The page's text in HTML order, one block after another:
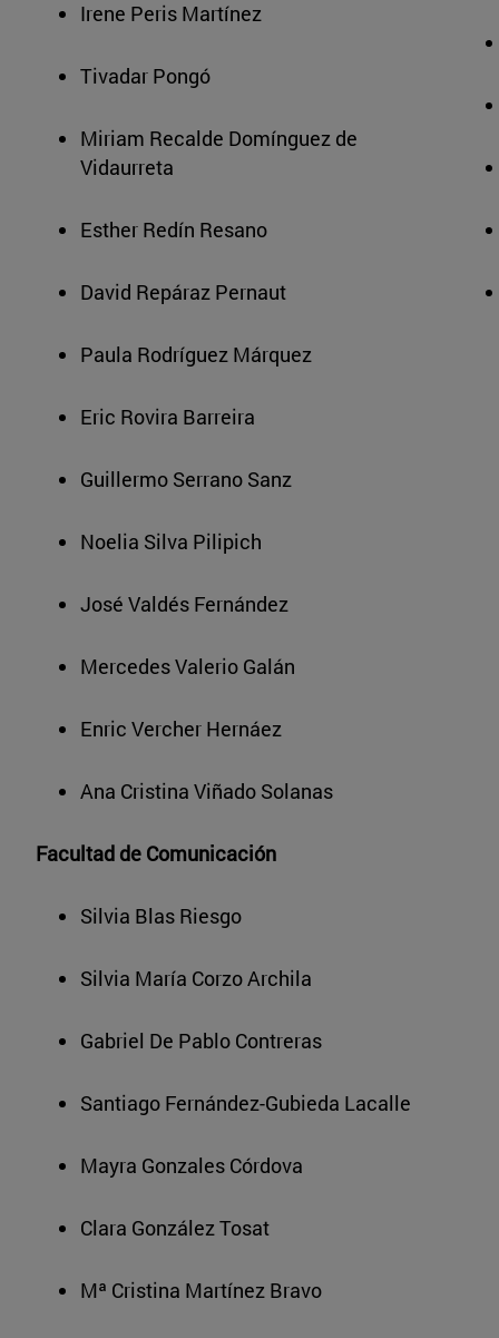
Irene Peris Martínez
Tivadar Pongó
Miriam Recalde Domínguez de
Vidaurreta
Esther Redín Resano
David Repáraz Pernaut
Paula Rodríguez Márquez
Eric Rovira Barreira
Guillermo Serrano Sanz
Noelia Silva Pilipich
José Valdés Fernández
Mercedes Valerio Galán
Enric Vercher Hernáez
Ana Cristina Viñado Solanas
Facultad de Comunicación
Silvia Blas Riesgo
Silvia María Corzo Archila
Gabriel De Pablo Contreras
Santiago Fernández-Gubieda Lacalle
Mayra Gonzales Córdova
Clara González Tosat
Mª Cristina Martínez Bravo